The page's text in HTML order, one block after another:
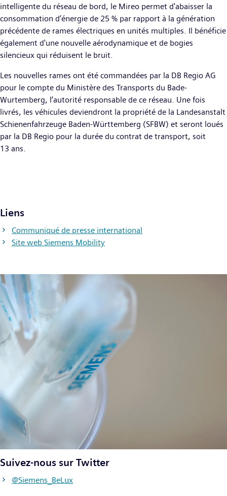
intelligente du réseau de bord, le Mireo permet d'abaisser la
consommation d’énergie de 25 % par rapport à la génération
précédente de rames électriques en unités multiples. Il bénéficie
également d'une nouvelle aérodynamique et de bogies
silencieux qui réduisent le bruit.
Les nouvelles rames ont été commandées par la DB Regio AG
pour le compte du Ministère des Transports du Bade-
Wurtemberg, l’autorité responsable de ce réseau. Une fois
livrés, les véhicules deviendront la propriété de la Landesanstalt
Schienenfahrzeuge Baden-Württemberg (SFBW) et seront loués
par la DB Regio pour la durée du contrat de transport, soit
13 ans.
Liens
Communiqué de presse international
Site web Siemens Mobility
Suivez-nous sur Twitter
@Siemens_BeLux